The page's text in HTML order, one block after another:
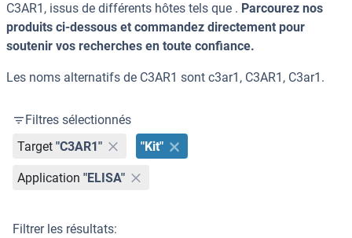
C3AR1, issus de différents hôtes tels que . Parcourez nos
produits ci-dessous et commandez directement pour
soutenir vos recherches en toute confiance.
Les noms alternatifs de C3AR1 sont c3ar1, C3AR1, C3ar1.
Filtres sélectionnés
Target "C3AR1" "Kit"
Application "ELISA"
Filtrer les résultats: